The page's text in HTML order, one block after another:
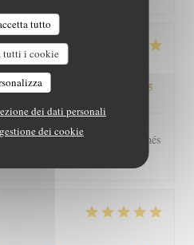
tutto
tutti i cookie
dei dati personali
dei cookie
Cucina: /5 /5
choix, plats copieux et raffinés